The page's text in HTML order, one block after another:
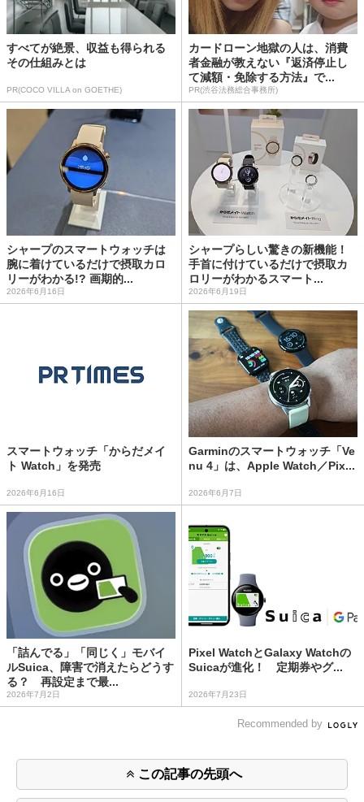
すべてが絶景、収益も得られる
その仕組みとは
PR(COCO VILLA on GOETHE)
カードローン地獄の人は、消費
者金融が教えない『返済停止し
て減額・免除する方法』で...
PR(渋谷法務総合事務所)
シャープのスマートウォッチは
腕に着けているだけで摂取カロ
リーがわかる!? 画期的...
2026年6月16日
シャープらしい驚きの新機能！
手首に付けているだけで摂取カ
ロリーがわかるスマート...
2026年6月19日
スマートウォッチ「からだメイ
ト Watch」を発売
2026年6月16日
Garminのスマートウォッチ「Ve
nu 4」は、Apple Watch／Pix...
2026年6月7日
「詰んでる」「同じく」モバイ
ルSuica、障害で消えたらどうす
る？ 再設定まで最...
2026年7月2日
Pixel WatchとGalaxy Watchの
Suicaが進化！ 定期券やグ...
2026年7月23日
Recommended by
この記事の先頭へ